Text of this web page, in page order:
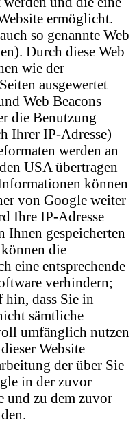
ermöglicht.
so genannte Web
Durch diese Web
wie der
ausgewertet
Web Beacons
die Benutzung
Ihrer IP-Adresse)
werden an
USA übertragen
können
von Google weiter
Ihre IP-Adresse
Ihnen gespeicherten
die
eine entsprechende
verhindern;
dass Sie in
sämtliche
umfänglich nutzen
Website
der über Sie
in der zuvor
und zu dem zuvor